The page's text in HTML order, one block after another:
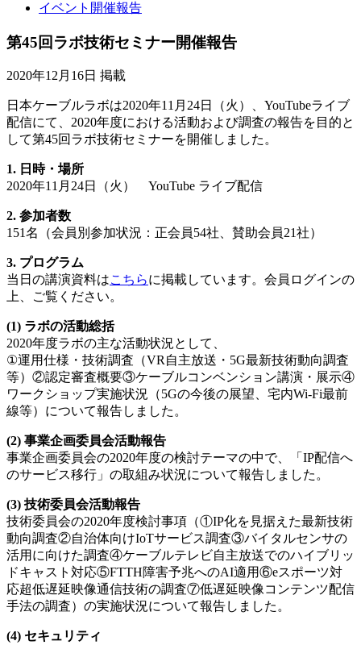
イベント開催報告
第45回ラボ技術セミナー開催報告
2020年12月16日 掲載
日本ケーブルラボは2020年11月24日（火）、YouTubeライブ
配信にて、2020年度における活動および調査の報告を目的と
して第45回ラボ技術セミナーを開催しました。
1. 日時・場所
2020年11月24日（火） YouTube ライブ配信
2. 参加者数
151名（会員別参加状況：正会員54社、賛助会員21社）
3. プログラム
当日の講演資料はこちらに掲載しています。会員ログインの
上、ご覧ください。
(1) ラボの活動総括
2020年度ラボの主な活動状況として、
①運用仕様・技術調査（VR自主放送・5G最新技術動向調査
等）②認定審査概要③ケーブルコンベンション講演・展示④
ワークショップ実施状況（5Gの今後の展望、宅内Wi-Fi最前
線等）について報告しました。
(2) 事業企画委員会活動報告
事業企画委員会の2020年度の検討テーマの中で、「IP配信へ
のサービス移行」の取組み状況について報告しました。
(3) 技術委員会活動報告
技術委員会の2020年度検討事項（①IP化を見据えた最新技術
動向調査②自治体向けIoTサービス調査③バイタルセンサの
活用に向けた調査④ケーブルテレビ自主放送でのハイブリッ
ドキャスト対応⑤FTTH障害予兆へのAI適用⑥eスポーツ対
応超低遅延映像通信技術の調査⑦低遅延映像コンテンツ配信
手法の調査）の実施状況について報告しました。
(4) セキュリティ